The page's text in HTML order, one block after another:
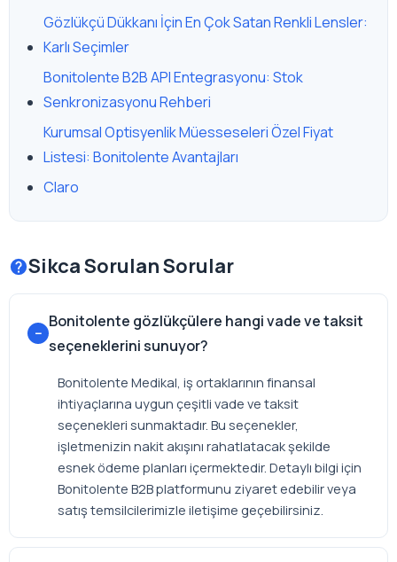
Gözlükçü Dükkanı İçin En Çok Satan Renkli Lensler:
Karlı Seçimler
Bonitolente B2B API Entegrasyonu: Stok
Senkronizasyonu Rehberi
Kurumsal Optisyenlik Müesseseleri Özel Fiyat
Listesi: Bonitolente Avantajları
Claro
Sikca Sorulan Sorular
Bonitolente gözlükçülere hangi vade ve taksit
seçeneklerini sunuyor?
Bonitolente Medikal, iş ortaklarının finansal
ihtiyaçlarına uygun çeşitli vade ve taksit
seçenekleri sunmaktadır. Bu seçenekler,
işletmenizin nakit akışını rahatlatacak şekilde
esnek ödeme planları içermektedir. Detaylı bilgi için
Bonitolente B2B platformunu ziyaret edebilir veya
satış temsilcilerimizle iletişime geçebilirsiniz.